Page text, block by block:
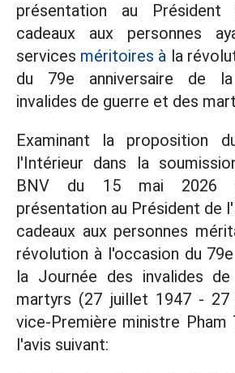
présentation au
cadeaux aux personnes
services méritoires à la
du 79e anniversaire de
invalides de guerre et des
Examinant la proposition
l'Intérieur dans la
BNV du 15 mai 2026
présentation au Président de
cadeaux aux personnes
révolution à l'occasion du
la Journée des invalides
martyrs (27 juillet 1947 -
vice-Première ministre Pham
l'avis suivant: